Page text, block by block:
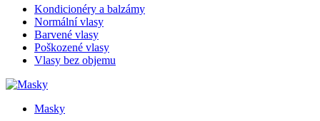
Kondicionéry a balzámy
Normální vlasy
Barvené vlasy
Poškozené vlasy
Vlasy bez objemu
Masky